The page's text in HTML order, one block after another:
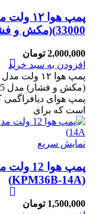
33000)(مکش و فشار)
2,000,000 تومان
افزودن به سبد خرید
پمپ هوای دیافراگمی
است که برای
نمایش سریع
پمپ هوا 12
(KPM36B-14A)
1,500,000 تومان